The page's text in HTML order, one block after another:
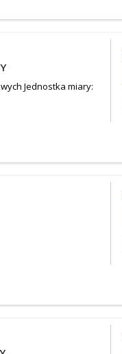
Jednostka miary: